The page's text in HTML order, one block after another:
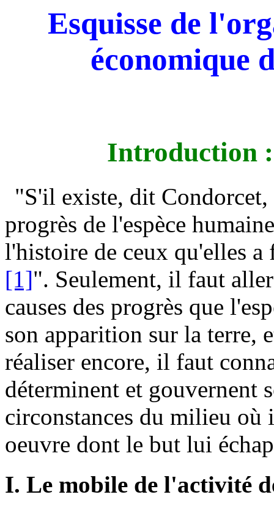
Esquisse de
économique
Introduction
"S'il existe, dit Condorcet,
progrès de l'espèce
l'histoire de ceux qu'elles a
[1]". Seulement, il faut
causes des progrès que
son apparition sur la terre,
réaliser encore, il faut
déterminent et gouvernent
circonstances du milieu où
oeuvre dont le but lui
I. Le mobile de l'activité